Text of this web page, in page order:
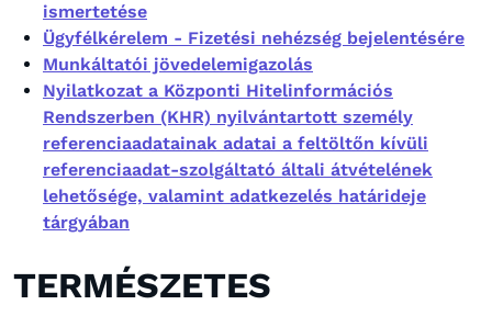
ismertetése
Ügyfélkérelem - Fizetési nehézség bejelentésére
Munkáltatói jövedelemigazolás
Nyilatkozat a Központi Hitelinformációs
Rendszerben (KHR) nyilvántartott személy
referenciaadatainak adatai a feltöltőn kívüli
referenciaadat-szolgáltató általi átvételének
lehetősége, valamint adatkezelés határideje
tárgyában
TERMÉSZETES